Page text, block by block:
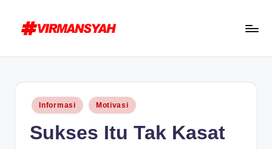
M
A
Blogging
for
Posted
in
Informasi Motivasi
Sukses Itu Tak Kasat